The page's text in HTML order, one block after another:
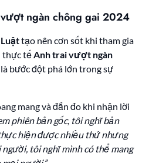
ngàn chông gai 2024
tạo nên cơn sốt khi tham gia
thực tế Anh trai vượt ngàn
là bước đột phá lớn trong sự
mang và đắn đo khi nhận lời
phiên bản gốc, tôi nghĩ bản
hiện được nhiều thứ nhưng
tôi nghĩ mình có thể mang